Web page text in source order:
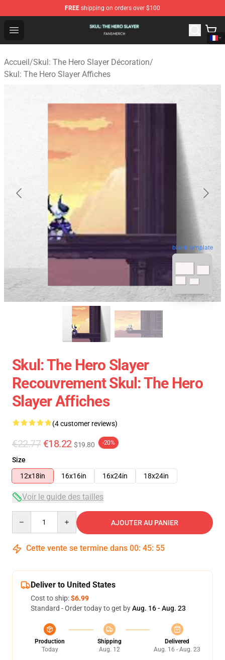
FREE shipping on orders over $100
Open menu
Skul: The Hero Slayer Shop - Official Skul: The Hero
Accueil/Skul: The Hero Slayer Décoration/
Skul: The Hero Slayer Affiches
blank template
Skul: The Hero Slayer
Recouvrement Skul: The Hero
Slayer Affiches
(4 customer reviews)
€22.77 €18.22 $19.80 -20%
Size
12x18in
16x16in 16x24in 18x24in
Voir le guide des tailles
AJOUTER AU PANIER
Cette vente se termine dans 00: 45: 55
Deliver to United States
Cost to ship:$6.99
Standard - Order today to get byAug. 16 - Aug. 23
Production
Today
Shipping
Aug. 12
Delivered
Aug. 16 - Aug. 23